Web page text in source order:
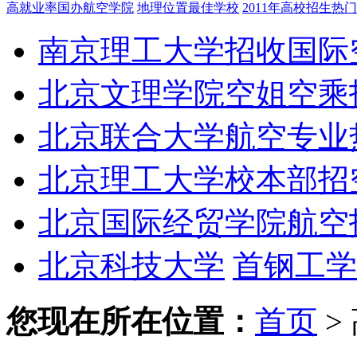
高就业率国办航空学院 地理位置最佳学校 2011年高校招生热
南京理工大学招收国际
北京文理学院空姐空乘
北京联合大学航空专业
北京理工大学校本部招
北京国际经贸学院航空
北京科技大学 首钢工
您现在所在位置： 首页 >